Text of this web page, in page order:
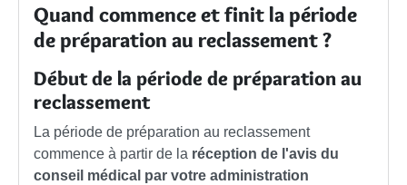
Quand commence et finit la période
de préparation au reclassement ?
Début de la période de préparation au
reclassement
La période de préparation au reclassement
commence à partir de la réception de l'avis du
conseil médical par votre administration